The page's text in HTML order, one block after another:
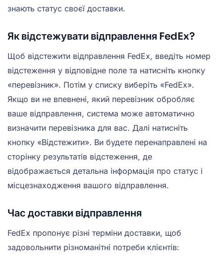
знають статус своєї доставки.
Як відстежувати відправлення FedEx?
Щоб відстежити відправлення FedEx, введіть номер
відстеження у відповідне поле та натисніть кнопку
«перевізник». Потім у списку виберіть «FedEx».
Якщо ви не впевнені, який перевізник обробляє
ваше відправлення, система може автоматично
визначити перевізника для вас. Далі натисніть
кнопку «Відстежити». Ви будете перенаправлені на
сторінку результатів відстеження, де
відображається детальна інформація про статус і
місцезнаходження вашого відправлення.
Час доставки відправлення
FedEx пропонує різні терміни доставки, щоб
задовольнити різноманітні потреби клієнтів: